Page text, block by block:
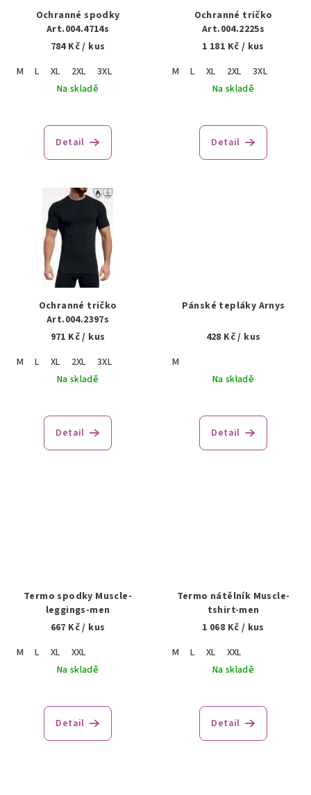
Ochranné spodky
Art.004.4714s
784 Kč/ kus
M
L XL 2XL
3XL
Na skladě
Detail
Ochranné tričko
Art.004.2225s
1 181 Kč / kus
M
L XL 2XL
3XL
Na skladě
Detail
Ochranné tričko
Art.004.2397s
971 Kč/ kus
M
L XL 2XL
3XL
Na skladě
Detail
Pánské tepláky Arnys
428 Kč/ kus
M
Na skladě
Detail
Termo spodky Muscle-
leggings-men
667 Kč/ kus
M
L XL
XXL
Na skladě
Detail
Termo nátělník Muscle-
tshirt-men
1 068 Kč / kus
M
L XL
XXL
Na skladě
Detail